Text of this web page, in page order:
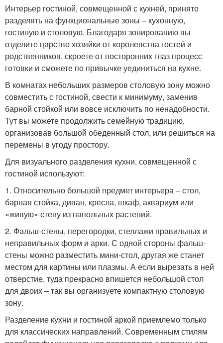
Интерьер гостиной, совмещенной с кухней, принято
разделять на функциональные зоны – кухонную,
гостиную и столовую. Благодаря зонированию вы
отделите царство хозяйки от королевства гостей и
родственников, скроете от посторонних глаз процесс
готовки и сможете по привычке уединиться на кухне.
В комнатах небольших размеров столовую зону можно
совместить с гостиной, свести к минимуму, заменив
барной стойкой или вовсе исключить по ненадобности.
Тут вы можете продолжить семейную традицию,
организовав большой обеденный стол, или решиться на
перемены в угоду простору.
Для визуального разделения кухни, совмещенной с
гостиной используют:
1. Относительно большой предмет интерьера – стол,
барная стойка, диван, кресла, шкаф, аквариум или
«живую» стену из напольных растений.
2. Фальш-стены, перегородки, стеллажи правильных и
неправильных форм и арки. С одной стороны фальш-
стены можно разместить мини-стол, другая же станет
местом для картины или плазмы. А если вырезать в ней
отверстие, туда прекрасно впишется небольшой стол
для двоих – так вы организуете компактную столовую
зону.
Разделение кухни и гостиной аркой приемлемо только
для классических направлений. Современным стилям